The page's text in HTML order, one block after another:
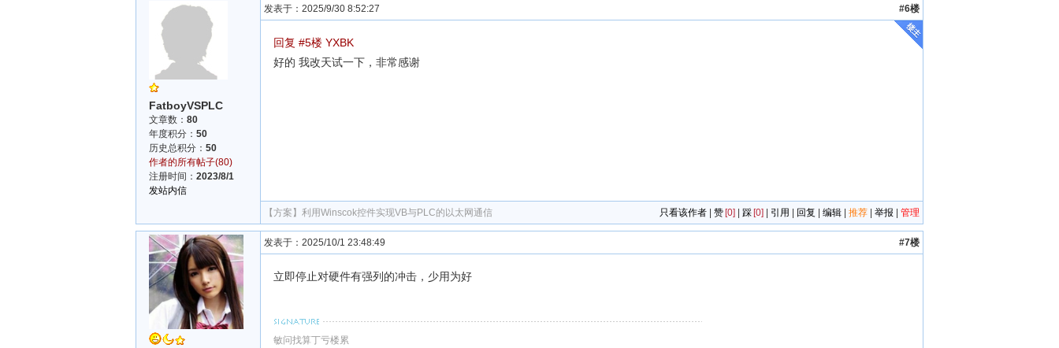
FatboyVSPLC
文章数： 80
年度积分： 50
历史总积分： 50
作者的所有帖子(80)
注册时间： 2023/8/1
发站内信
发表于：2025/9/30 8:52:27 #6楼
回复 #5楼 YXBK
好的 我改天试一下，非常感谢
【方案】 利用Winscok控件实现VB与PLC的以太网通信 只看该作者 赞 [0] 踩 [0] 引用 回复 编辑 推荐 举报 管理
发表于：2025/10/1 23:48:49 #7楼
立即停止对硬件有强列的冲击，少用为好
敏问找算丁亏楼累